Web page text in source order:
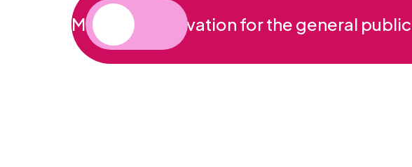
Marketing activation for the general public